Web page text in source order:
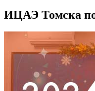
ИЦАЭ Томска